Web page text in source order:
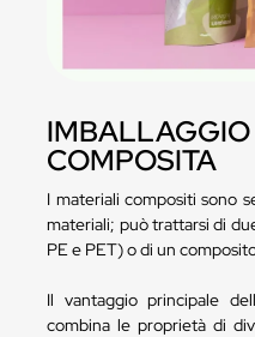
COMPOSITA
I materiali compositi sono
materiali; può trattarsi di
PE e PET) o di un
Il vantaggio principale
combina le proprietà di